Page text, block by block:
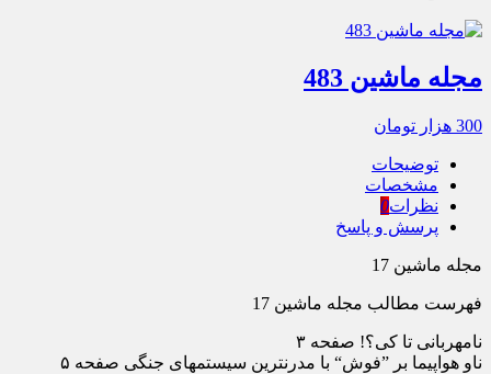
مجله ماشین 483
300 هزار تومان
توضیحات
مشخصات
نظرات0
پرسش و پاسخ
مجله ماشین 17
فهرست مطالب مجله ماشین 17
نامهربانی تا کی؟! صفحه ۳
ناو هواپیما بر ”فوش“ با مدرنترین سیستمهای جنگی صفحه ۵